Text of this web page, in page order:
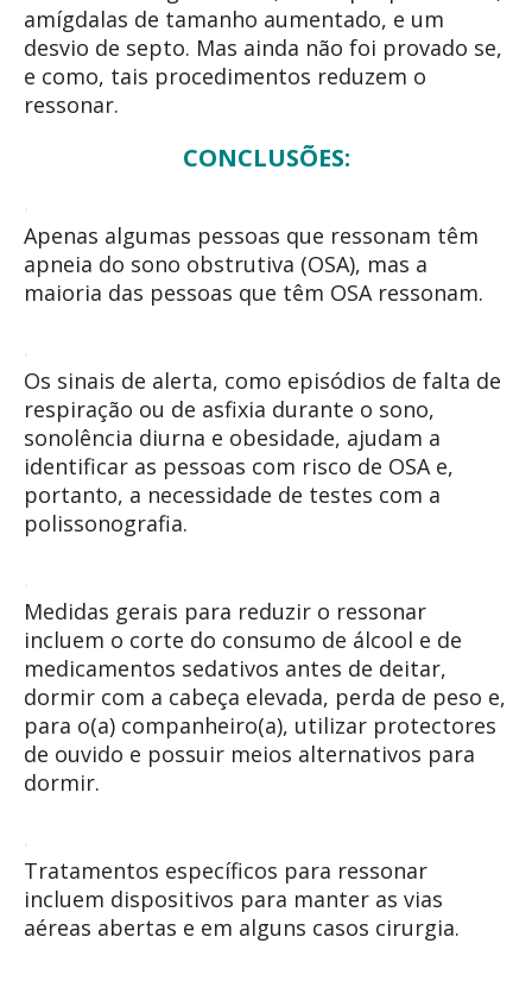
amígdalas de tamanho aumentado, e um
desvio de septo. Mas ainda não foi provado se,
e como, tais procedimentos reduzem o
ressonar.
CONCLUSÕES:
Apenas algumas pessoas que ressonam têm
apneia do sono obstrutiva (OSA), mas a
maioria das pessoas que têm OSA ressonam.
Os sinais de alerta, como episódios de falta de
respiração ou de asfixia durante o sono,
sonolência diurna e obesidade, ajudam a
identificar as pessoas com risco de OSA e,
portanto, a necessidade de testes com a
polissonografia.
Medidas gerais para reduzir o ressonar
incluem o corte do consumo de álcool e de
medicamentos sedativos antes de deitar,
dormir com a cabeça elevada, perda de peso e,
para o(a) companheiro(a), utilizar protectores
de ouvido e possuir meios alternativos para
dormir.
Tratamentos específicos para ressonar
incluem dispositivos para manter as vias
aéreas abertas e em alguns casos cirurgia.